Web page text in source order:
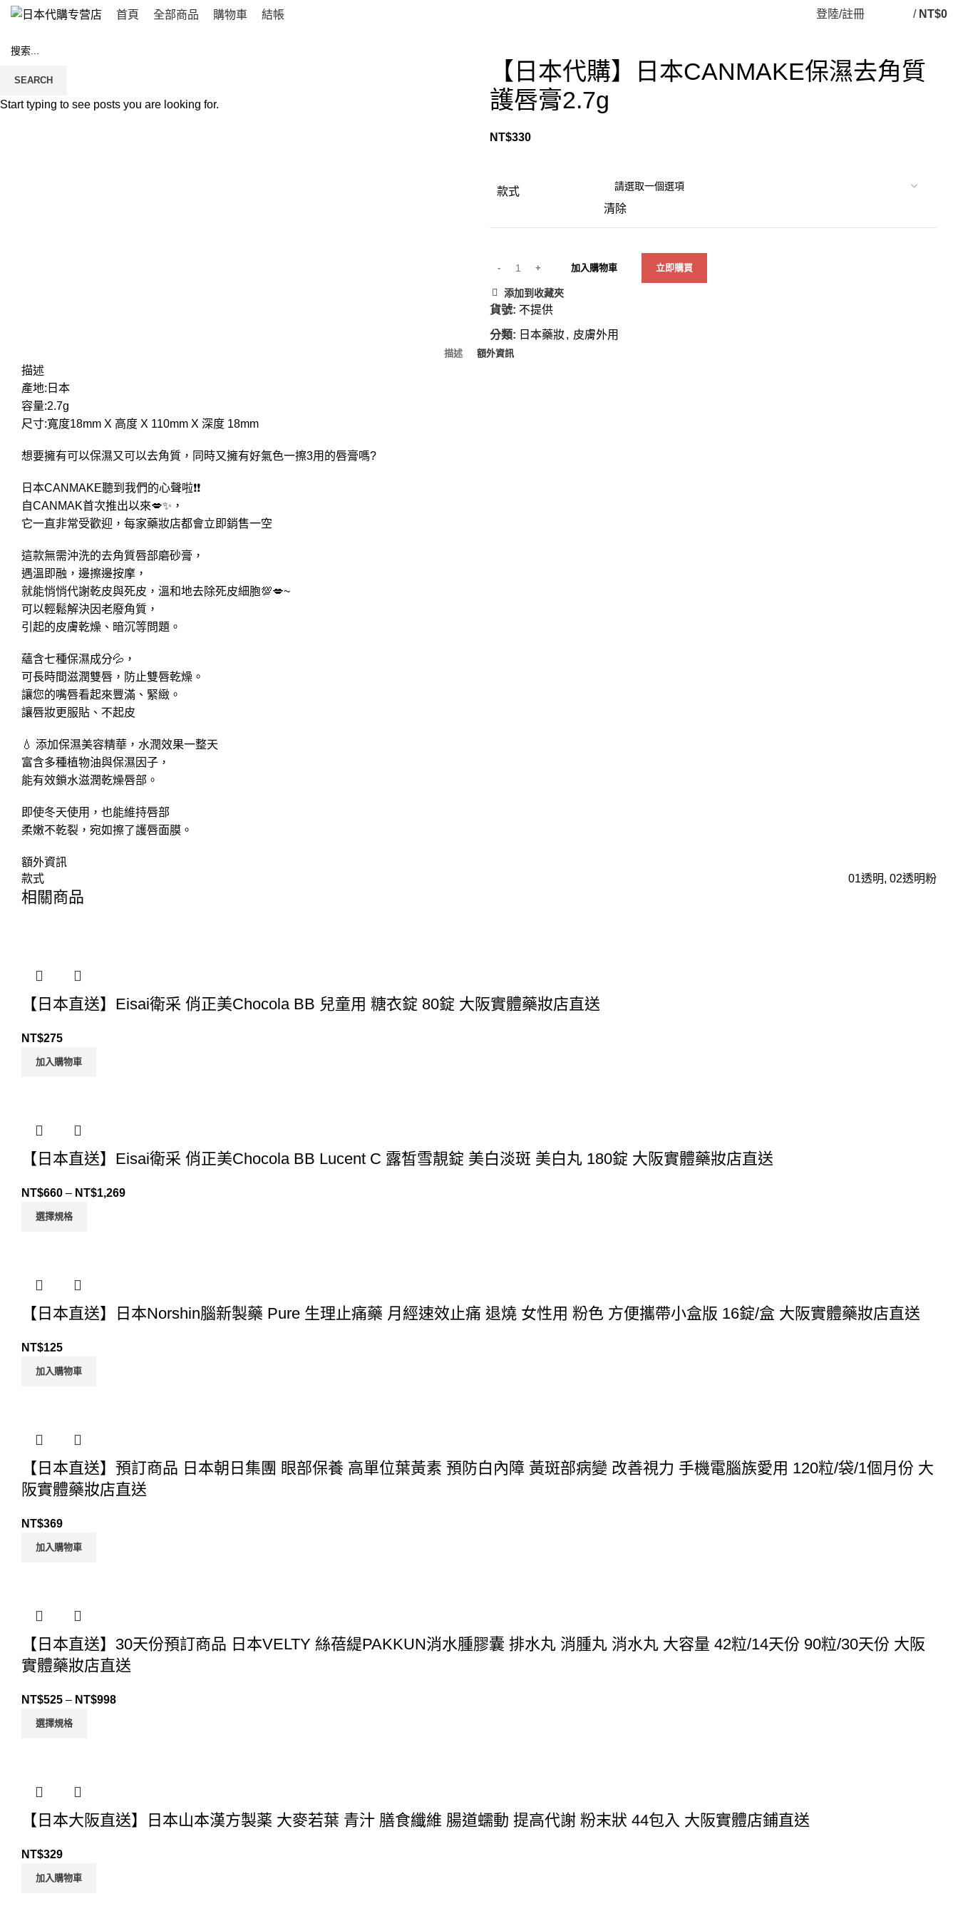
首頁 全部商品 購物車 結帳 登陸/註冊 / NT$0
【日本代購】日本CANMAKE保濕去角質
護唇膏2.7g
NT$330
款式
清除
加入購物車 立即購買
添加到收藏夾
貨號: 不提供
分類: 日本藥妝, 皮膚外用
描述 額外資訊
描述
產地:日本
容量:2.7g
尺寸:寬度18mm X 高度 X 110mm X 深度 18mm
想要擁有可以保濕又可以去角質，同時又擁有好氣色一擦3用的唇膏嗎?
日本CANMAKE聽到我們的心聲啦❗❗
自CANMAK首次推出以來💋✨，
它一直非常受歡迎，每家藥妝店都會立即銷售一空
這款無需沖洗的去角質唇部磨砂膏，
遇溫即融，邊擦邊按摩，
就能悄悄代謝乾皮與死皮，溫和地去除死皮細胞💯💋~
可以輕鬆解決因老廢角質，
引起的皮膚乾燥、暗沉等問題。
蘊含七種保濕成分💦，
可長時間滋潤雙唇，防止雙唇乾燥。
讓您的嘴唇看起來豐滿、緊緻。
讓唇妝更服貼、不起皮
💧 添加保濕美容精華，水潤效果一整天
富含多種植物油與保濕因子，
能有效鎖水滋潤乾燥唇部。
即使冬天使用，也能維持唇部
柔嫩不乾裂，宛如擦了護唇面膜。
額外資訊
款式
01透明, 02透明粉
相關商品
【日本直送】Eisai衛采 俏正美Chocola BB 兒童用 糖衣錠 80錠 大阪實體藥妝店直送
NT$275
加入購物車
【日本直送】Eisai衛采 俏正美Chocola BB Lucent C 露皙雪靚錠 美白淡斑 美白丸 180錠 大阪實體藥妝店直送
NT$660 – NT$1,269
選擇規格
【日本直送】日本Norshin腦新製藥 Pure 生理止痛藥 月經速效止痛 退燒 女性用 粉色 方便攜帶小盒版 16錠/盒 大阪實體藥妝店直送
NT$125
加入購物車
【日本直送】預訂商品 日本朝日集團 眼部保養 高單位葉黃素 預防白內障 黃斑部病變 改善視力 手機電腦族愛用 120粒/袋/1個月份 大
阪實體藥妝店直送
NT$369
加入購物車
【日本直送】30天份預訂商品 日本VELTY 絲蓓緹PAKKUN消水腫膠囊 排水丸 消腫丸 消水丸 大容量 42粒/14天份 90粒/30天份 大阪
實體藥妝店直送
NT$525 – NT$998
選擇規格
【日本大阪直送】日本山本漢方製薬 大麥若葉 青汁 膳食纖維 腸道蠕動 提高代謝 粉末狀 44包入 大阪實體店鋪直送
NT$329
加入購物車
SEARCH
Start typing to see posts you are looking for.